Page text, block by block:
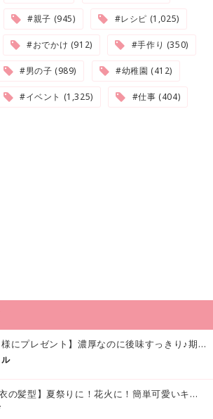
#親子 (945) #レシピ (1,025)
#おでかけ (912) #手作り (350)
#男の子 (989) #幼稚園 (412)
#イベント (1,325) #仕事 (404)
【抽選で3名様にプレゼント】濃厚なのに後味すっきり♪期間限定の「メイトーのなめらかプリン カルピス®入りソース」で夏を味わおう！
【女の子 浴衣の髪型】夏祭りに！花火に！簡単可愛いキッズの浴衣ヘアアレンジまとめ